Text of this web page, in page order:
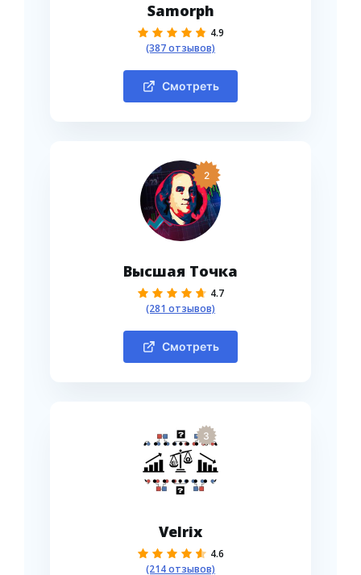
Samorph
4.9
(387 отзывов)
Смотреть
2
Высшая Точка
4.7
(281 отзывов)
Смотреть
3
Velrix
4.6
(214 отзывов)